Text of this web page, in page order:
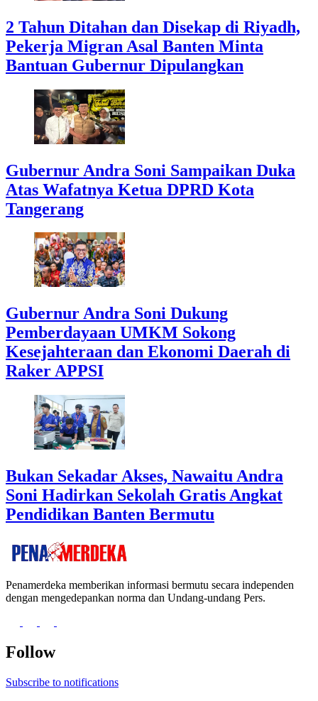
2 Tahun Ditahan dan Disekap di Riyadh,
Pekerja Migran Asal Banten Minta
Bantuan Gubernur Dipulangkan
Gubernur Andra Soni Sampaikan Duka
Atas Wafatnya Ketua DPRD Kota
Tangerang
Gubernur Andra Soni Dukung
Pemberdayaan UMKM Sokong
Kesejahteraan dan Ekonomi Daerah di
Raker APPSI
Bukan Sekadar Akses, Nawaitu Andra
Soni Hadirkan Sekolah Gratis Angkat
Pendidikan Banten Bermutu
Penamerdeka memberikan informasi bermutu secara independen
dengan mengedepankan norma dan Undang-undang Pers.
Follow
Subscribe to notifications